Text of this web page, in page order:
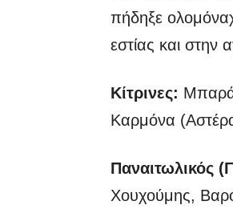
πήδηξε
εστίας και στην
Κίτρινες:
Καρμόνα
Παναιτωλικός
Χουχούμης,